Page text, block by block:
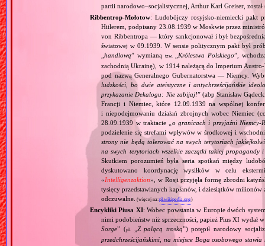
partii narodowo–socjalistycznej, Arthur Karl Greiser, został
Ribbentrop‐Mołotow: Ludobójczy rosyjsko‐niemiecki pakt
Hitlerem, podpisany 23.08.1939 w Moskwie przez
von Ribbentropa — który sankcjonował i był
światowej w 09.1939. W sensie politycznym pakt był
„handlową” wymianą tzw. Królestwa Polskiego”,
zachodnią Ukrainę), w 1914 należącą do Imperium
pod nazwą Generalnego Gubernatorstwa — Niemcy.
ludzkości, bo dwie ateistyczne i antychrześcijańskie
przykazanie Dekalogu: Nie zabijaj!” (abp Stanisław
Francji i Niemiec, które 12.09.1939 na wspólnej
i niepodejmowaniu działań zbrojnych wobec Niemiec
28.09.1939 w traktacie „ o granicach i przyjaźni
podzielenie się strefami wpływów w środkowej i
strony nie będą tolerować na swych terytoriach
na swych terytoriach wszelkie zaczątki takiej
Skutkiem porozumień była seria spotkań między
dyskutowano koordynację wysiłków w celu
«Intelligenzaktion», w Rosji przyjęła formę zbrodni
tysięcy przedstawianych kapłanów, i dziesiątków
odczuwalne. (więcej na:pl.wikipedia.org)
Encykliki Piusa XI: Wobec powstania w Europie dwóch
nimi podobieństw niż sprzeczności, papież Pius XI
Sorge” (pl. Z palącą troską”) potępił narodowy
przedchrześcijańskimi, na miejsce Boga osobowego